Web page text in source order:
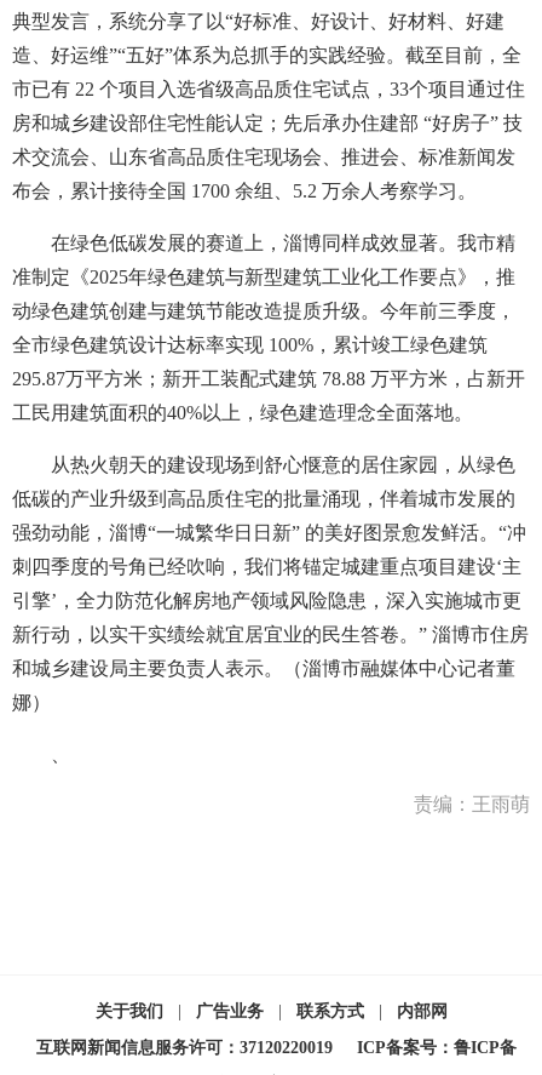
典型发言，系统分享了以“好标准、好设计、好材料、好建
造、好运维”“五好”体系为总抓手的实践经验。截至目前，全
市已有 22 个项目入选省级高品质住宅试点，33个项目通过住
房和城乡建设部住宅性能认定；先后承办住建部 “好房子” 技
术交流会、山东省高品质住宅现场会、推进会、标准新闻发
布会，累计接待全国 1700 余组、5.2 万余人考察学习。
在绿色低碳发展的赛道上，淄博同样成效显著。我市精
准制定《2025年绿色建筑与新型建筑工业化工作要点》，推
动绿色建筑创建与建筑节能改造提质升级。今年前三季度，
全市绿色建筑设计达标率实现 100%，累计竣工绿色建筑
295.87万平方米；新开工装配式建筑 78.88 万平方米，占新开
工民用建筑面积的40%以上，绿色建造理念全面落地。
从热火朝天的建设现场到舒心惬意的居住家园，从绿色
低碳的产业升级到高品质住宅的批量涌现，伴着城市发展的
强劲动能，淄博“一城繁华日日新” 的美好图景愈发鲜活。“冲
刺四季度的号角已经吹响，我们将锚定城建重点项目建设‘主
引擎’，全力防范化解房地产领域风险隐患，深入实施城市更
新行动，以实干实绩绘就宜居宜业的民生答卷。” 淄博市住房
和城乡建设局主要负责人表示。（淄博市融媒体中心记者董
娜）
责编：王雨萌
关于我们 广告业务 联系方式
内部网
互联网新闻信息服务许可：37120220019
ICP备案号：鲁ICP备